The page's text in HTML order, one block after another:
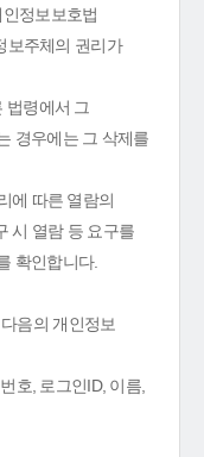
정보보호법
보주체의 권리가
령에서 그
경우에는 그 삭제를
에 따른 열람의
시 열람 등 요구를
확인합니다.
음의 개인정보
호, 로그인ID, 이름,